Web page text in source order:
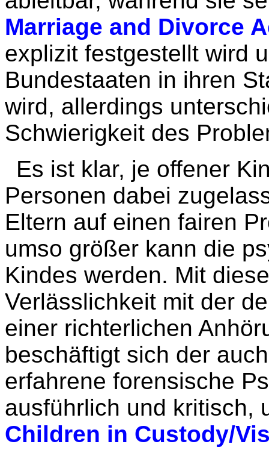
Marriage and Divorce
explizit festgestellt wird
Bundestaaten in ihren
wird, allerdings
Schwierigkeit des
Es ist klar, je offener
Personen dabei
Eltern auf einen fairen
umso größer kann die
Kindes werden. Mit
Verlässlichkeit mit der
einer richterlichen
beschäftigt sich der
erfahrene forensische
ausführlich und kritisch,
Children in Custody/